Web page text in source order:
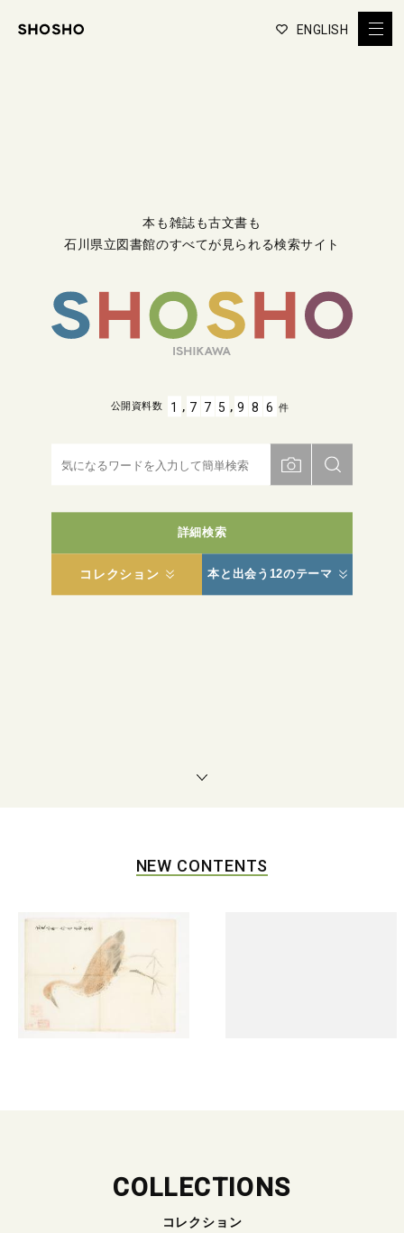
ENGLISH
本も雑誌も古文書も
石川県立図書館のすべてが見られる検索サイト
詳細検索
コレクション 本と出会う12のテーマ
公開資料数 1 , 7 7 5 , 9 8 6 件
NEW CONTENTS
COLLECTIONS
コレクション